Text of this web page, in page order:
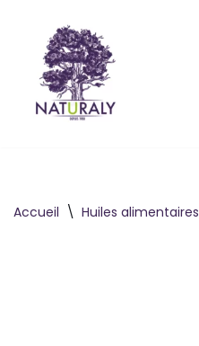
contenu
Accueil \ Huiles alimentaires